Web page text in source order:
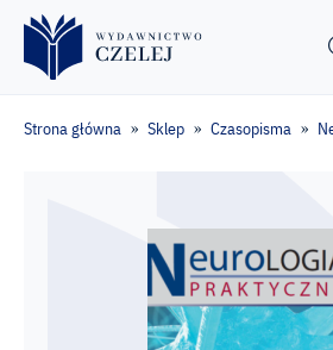
Strona główna » Sklep » Czasopisma »